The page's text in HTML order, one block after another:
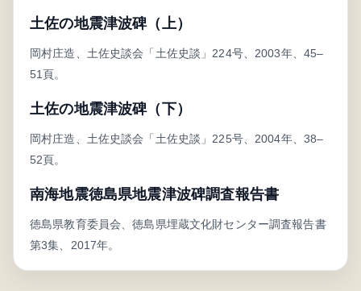
土佐の地震津波碑（上）
岡村庄造、土佐史談会「土佐史談」224号、2003年、45–
51頁。
土佐の地震津波碑（下）
岡村庄造、土佐史談会「土佐史談」225号、2004年、38–
52頁。
南海地震徳島県地震津波碑調査報告書
徳島県教育委員会、徳島県埋蔵文化財センター調査報告書
第3集、2017年。